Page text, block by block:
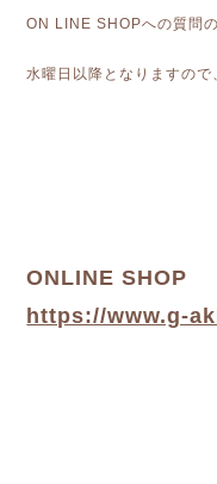
ON LINE SHOPへの質問
水曜日以降となりますので
ONLINE SHOP
https://www.g-